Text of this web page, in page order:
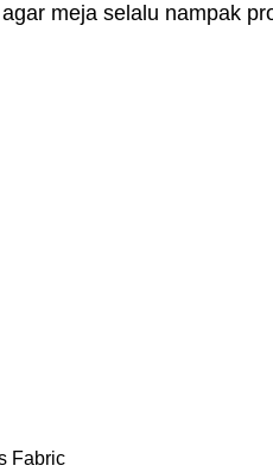
meja selalu nampak
Fabric